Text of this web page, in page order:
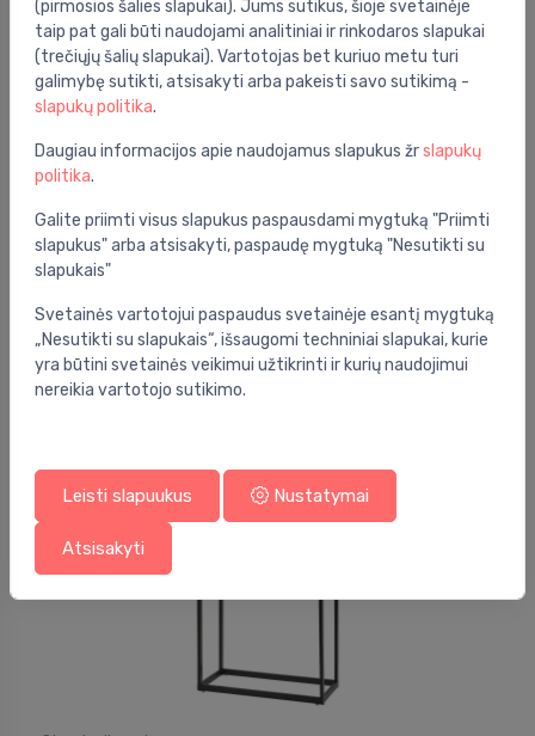
⬤Towel ladder Icon, 450 mm, h=1750 mm, black
143.00 €
(pirmosios šalies slapukai). Jums sutikus, šioje svetainėje
taip pat gali būti naudojami analitiniai ir rinkodaros slapukai
(trečiųjų šalių slapukai). Vartotojas bet kuriuo metu turi
galimybę sutikti, atsisakyti arba pakeisti savo sutikimą -
slapukų politika.
Daugiau informacijos apie naudojamus slapukus žrslapukų
politika.
Galite priimti visus slapukus paspausdami mygtuką "Priimti
slapukus" arba atsisakyti, paspaudę mygtuką "Nesutikti su
slapukais"
Svetainės vartotojui paspaudus svetainėje esantį mygtuką
„Nesutikti su slapukais“, išsaugomi techniniai slapukai, kurie
yra būtini svetainės veikimui užtikrinti ir kurių naudojimui
nereikia vartotojo sutikimo.
Leisti slapuukus Nustatymai
Atsisakyti